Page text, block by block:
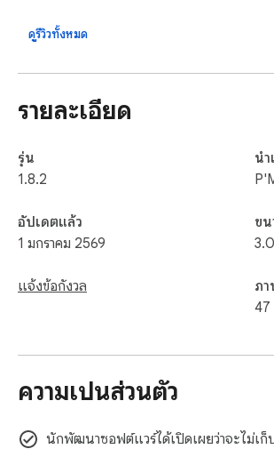
เหล่านี้
ความมุ่งมั่นในการเข้าถึงสะท้อนให้เห็นถึงคว
การทำให้เว็บไซต์ของคุณเข้าถึงได้มากขึ้นเป็น
ดูรีวิวทั้งหมด
รายละเอียด
รุ่น
1.8.2
อัปเดตแล้ว
1 มกราคม 2569
แจ้งข้อกังวล
นำ
ขน
ภา
47
ความเป็นส่วนตัว
นักพัฒนาซอฟต์แวร์ได้เปิดเผยว่าจะไม่เ